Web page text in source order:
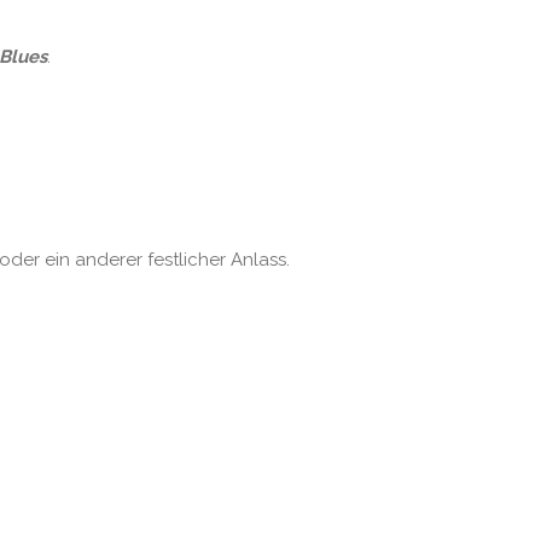
Blues.
ein anderer festlicher Anlass.